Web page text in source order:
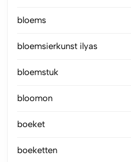
bloems
bloemsierkunst ilyas
bloemstuk
bloomon
boeket
boeketten